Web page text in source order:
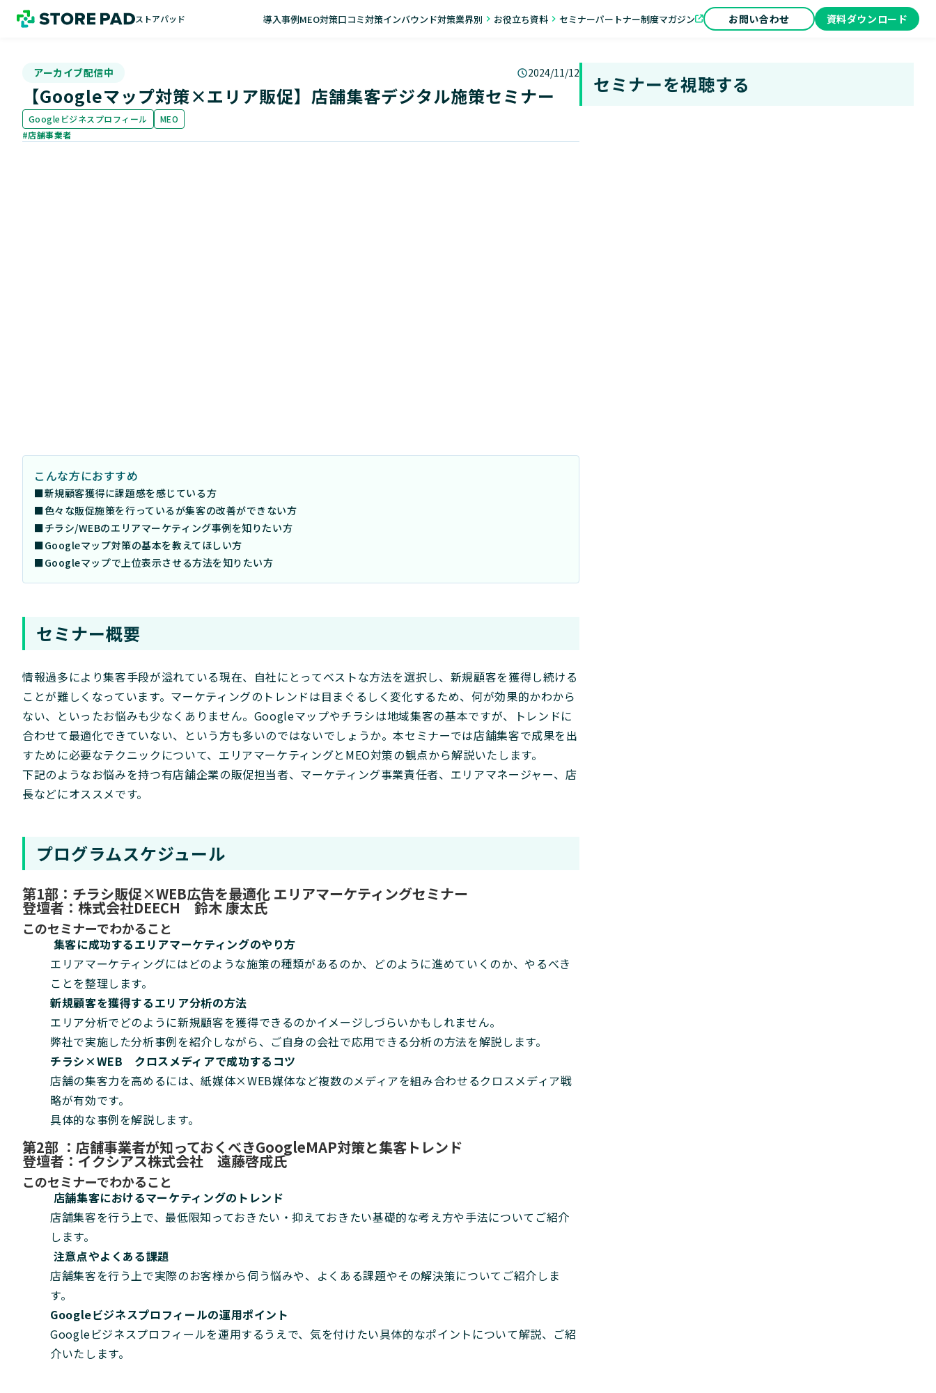
アーカイブ配信中 2024/11/12
【Googleマップ対策×エリア販促】店舗集客デジタル施策セミナー
Googleビジネスプロフィール
MEO
#店舗事業者
こんな方におすすめ
■新規顧客獲得に課題感を感じている方
■色々な販促施策を行っているが集客の改善ができない方
■チラシ/WEBのエリアマーケティング事例を知りたい方
■Googleマップ対策の基本を教えてほしい方
■Googleマップで上位表示させる方法を知りたい方
セミナー概要
情報過多により集客手段が溢れている現在、自社にとってベストな方法を選択し、新規顧客を獲得し続ける
ことが難しくなっています。マーケティングのトレンドは目まぐるしく変化するため、何が効果的かわから
ない、といったお悩みも少なくありません。Googleマップやチラシは地域集客の基本ですが、トレンドに
合わせて最適化できていない、という方も多いのではないでしょうか。本セミナーでは店舗集客で成果を出
すために必要なテクニックについて、エリアマーケティングとMEO対策の観点から解説いたします。
下記のようなお悩みを持つ有店舗企業の販促担当者、マーケティング事業責任者、エリアマネージャー、店
長などにオススメです。
プログラムスケジュール
第1部：チラシ販促×WEB広告を最適化 エリアマーケティングセミナー
登壇者：株式会社DEECH 鈴木 康太氏
このセミナーでわかること
集客に成功するエリアマーケティングのやり方
エリアマーケティングにはどのような施策の種類があるのか、どのように進めていくのか、やるべき
ことを整理します。
新規顧客を獲得するエリア分析の方法
エリア分析でどのように新規顧客を獲得できるのかイメージしづらいかもしれません。
弊社で実施した分析事例を紹介しながら、ご自身の会社で応用できる分析の方法を解説します。
チラシ×WEB クロスメディアで成功するコツ
店舗の集客力を高めるには、紙媒体×WEB媒体など複数のメディアを組み合わせるクロスメディア戦
略が有効です。
具体的な事例を解説します。
第2部 ：店舗事業者が知っておくべきGoogleMAP対策と集客トレンド
登壇者：イクシアス株式会社 遠藤啓成氏
このセミナーでわかること
店舗集客におけるマーケティングのトレンド
店舗集客を行う上で、最低限知っておきたい・抑えておきたい基礎的な考え方や手法についてご紹介
します。
注意点やよくある課題
店舗集客を行う上で実際のお客様から伺う悩みや、よくある課題やその解決策についてご紹介しま
す。
Googleビジネスプロフィールの運用ポイント
Googleビジネスプロフィールを運用するうえで、気を付けたい具体的なポイントについて解説、ご紹
介いたします。
セミナーを視聴する
ストアパッド 導入事例MEO対策口コミ対策インバウンド対策業界別 navigate_next お役立ち資料 navigate_next セミナーパートナー制度マガジン お問い合わせ 資料ダウンロード